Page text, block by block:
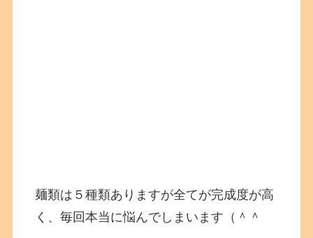
麺類は５種類ありますが全てが完成度が高
く、毎回本当に悩んでしまいます（＾＾